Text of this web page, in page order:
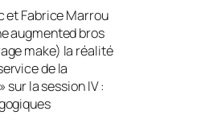
et Fabrice Marrou
augmented bros
make) la réalité
de la
la session IV :